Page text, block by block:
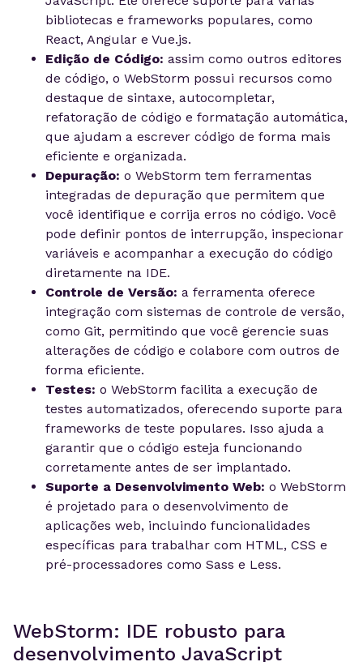
bibliotecas e frameworks populares, como
React, Angular e Vue.js.
Edição de Código: assim como outros editores
de código, o WebStorm possui recursos como
destaque de sintaxe, autocompletar,
refatoração de código e formatação automática,
que ajudam a escrever código de forma mais
eficiente e organizada.
Depuração: o WebStorm tem ferramentas
integradas de depuração que permitem que
você identifique e corrija erros no código. Você
pode definir pontos de interrupção, inspecionar
variáveis e acompanhar a execução do código
diretamente na IDE.
Controle de Versão: a ferramenta oferece
integração com sistemas de controle de versão,
como Git, permitindo que você gerencie suas
alterações de código e colabore com outros de
forma eficiente.
Testes: o WebStorm facilita a execução de
testes automatizados, oferecendo suporte para
frameworks de teste populares. Isso ajuda a
garantir que o código esteja funcionando
corretamente antes de ser implantado.
Suporte a Desenvolvimento Web: o WebStorm
é projetado para o desenvolvimento de
aplicações web, incluindo funcionalidades
específicas para trabalhar com HTML, CSS e
pré-processadores como Sass e Less.
WebStorm: IDE robusto para
desenvolvimento JavaScript